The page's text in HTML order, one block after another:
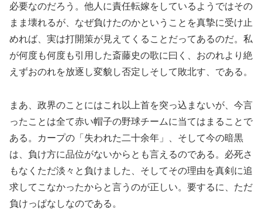
必要なのだろう。他人に責任転嫁をしているようではその
まま壊れるが、なぜ負けたのかということを真摯に受け止
めれば、実は打開策が見えてくることだってあるのだ。私
が何度も何度も引用した斎藤史の歌に曰く、おのれより絶
えずおのれを放逐し変貌し否定しそして敗北す、である。
まあ、政界のことにはこれ以上首を突っ込まないが、今言
ったことは全て赤い帽子の野球チームに当てはまることで
ある。カープの「失われた二十余年」、そして今の暗黒
は、負け方に品位がないからとも言えるのである。必死さ
もなくただ淡々と負けました、そしてその理由を真剣に追
求してこなかったからと言うのが正しい。要するに、ただ
負けっぱなしなのである。